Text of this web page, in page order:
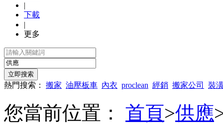
|
下載
|
更多
熱門搜索： 搬家 油壓板車 內衣 proclean 經銷 搬家公司 裝
您當前位置： 首頁>供應